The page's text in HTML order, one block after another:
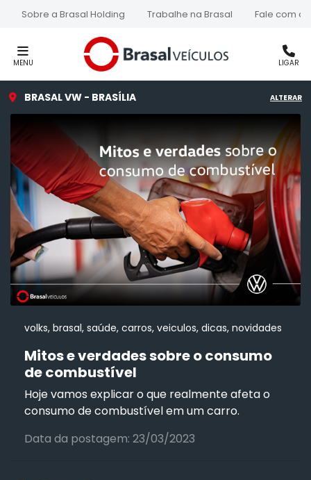
Sobre a Brasal Holding Trabalhe na Brasal Fale com a
MENU LIGAR
BRASAL VW - BRASÍLIA ALTERAR
volks, brasal, saúde, carros, veiculos, dicas, novidades
Mitos e verdades sobre o consumo
de combustível
Hoje vamos explicar o que realmente afeta o
consumo de combustível em um carro.
Data da postagem: 23/03/2023